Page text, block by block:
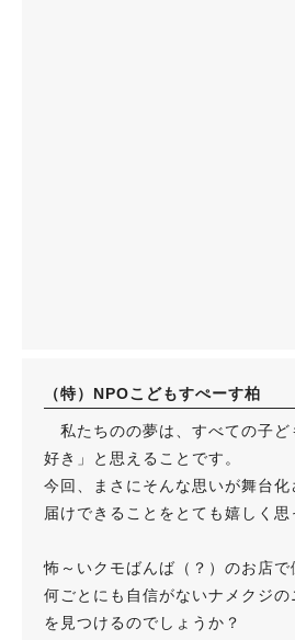
（特）NPOこどもすぺーす柏
私たちのの夢は、すべての子ど
好き」と思えることです。
今回、まさにそんな思いが舞台
届けできることをとても嬉しく思
怖～いクモばんば（？）のお店で
何ごとにも自信がないナメクジ
を見つけるのでしょうか？